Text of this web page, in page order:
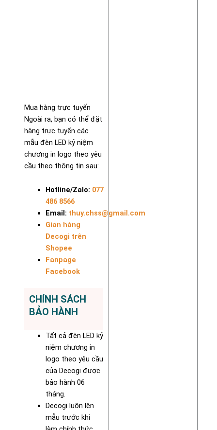
Mua hàng trực tuyến
Ngoài ra, bạn có thể đặt
hàng trực tuyến các
mẫu đèn LED kỷ niệm
chương in logo theo yêu
cầu theo thông tin sau:
Hotline/Zalo: 077
486 8566
Email: thuy.chss@gmail.com
Gian hàng
Decogi trên
Shopee
Fanpage
Facebook
CHÍNH SÁCH
BẢO HÀNH
Tất cả đèn LED kỷ
niệm chương in
logo theo yêu cầu
của Decogi được
bảo hành 06
tháng.
Decogi luôn lên
mẫu trước khi